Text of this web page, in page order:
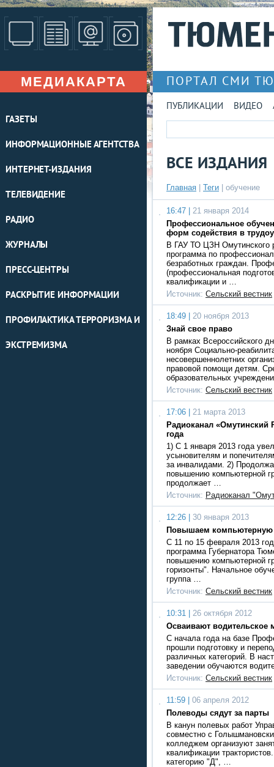
МЕДИАКАРТА
ГАЗЕТЫ
ИНФОРМАЦИОННЫЕ АГЕНТСТВА
ИНТЕРНЕТ-ИЗДАНИЯ
ТЕЛЕВИДЕНИЕ
РАДИО
ЖУРНАЛЫ
ПРЕСС-ЦЕНТРЫ
РАСКРЫТИЕ ИНФОРМАЦИИ
ПРОФИЛАКТИКА ТЕРРОРИЗМА И
ЭКСТРЕМИЗМА
ПОРТАЛ СМИ
ПУБЛИКАЦИИ ВИДЕО
ВСЕ ИЗДАНИЯ
Главная Теги | обучение
16:47 |
21 января 2014
Профессиональное
форм содействия в
В ГАУ ТО ЦЗН Омутинского
программа по
безработных граждан.
(профессиональная
квалификации и …
Источник: Сельский вестник
18:49 |
20 ноября 2013
Знай свое право
В рамках Всероссийского
ноября Социально-
несовершеннолетних
правовой помощи детям.
образовательных
Источник: Сельский вестник
17:06 |
21 марта 2013
Радиоканал «Омутинский
года
1) С 1 января 2013 года
усыновителям и
за инвалидами. 2)
повышению компьютерной
продолжает …
Источник: Радиоканал
12:26 |
30 января 2013
Повышаем компьютерную
С 11 по 15 февраля 2013
программа Губернатора
повышению компьютерной
горизонты". Начальное
группа …
Источник: Сельский вестник
10:31 |
26 октября 2012
Осваивают водительское
С начала года на базе
прошли подготовку и
различных категорий. В
заведении обучаются
Источник: Сельский вестник
11:59 |
06 апреля 2012
Полеводы сядут за парты
В канун полевых работ
совместно с
колледжем организуют
квалификации
категорию "Д", …